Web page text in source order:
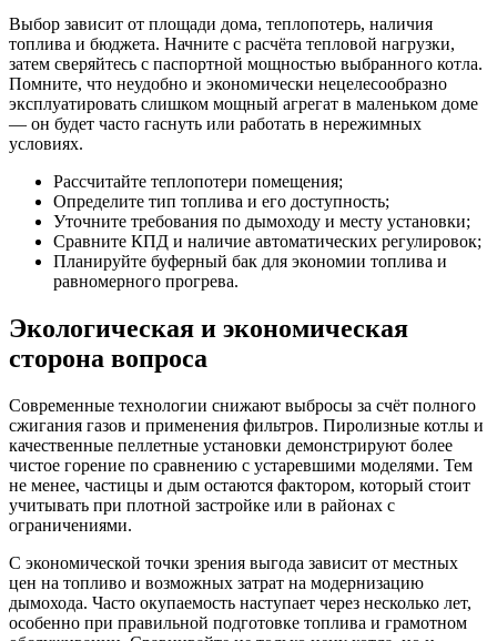
Выбор зависит от площади дома, теплопотерь, наличия
топлива и бюджета. Начните с расчёта тепловой нагрузки,
затем сверяйтесь с паспортной мощностью выбранного котла.
Помните, что неудобно и экономически нецелесообразно
эксплуатировать слишком мощный агрегат в маленьком доме
— он будет часто гаснуть или работать в нережимных
условиях.
Рассчитайте теплопотери помещения;
Определите тип топлива и его доступность;
Уточните требования по дымоходу и месту установки;
Сравните КПД и наличие автоматических регулировок;
Планируйте буферный бак для экономии топлива и
равномерного прогрева.
Экологическая и экономическая
сторона вопроса
Современные технологии снижают выбросы за счёт полного
сжигания газов и применения фильтров. Пиролизные котлы и
качественные пеллетные установки демонстрируют более
чистое горение по сравнению с устаревшими моделями. Тем
не менее, частицы и дым остаются фактором, который стоит
учитывать при плотной застройке или в районах с
ограничениями.
С экономической точки зрения выгода зависит от местных
цен на топливо и возможных затрат на модернизацию
дымохода. Часто окупаемость наступает через несколько лет,
особенно при правильной подготовке топлива и грамотном